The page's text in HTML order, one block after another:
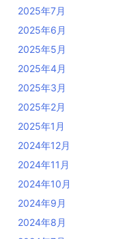
2025年7月
2025年6月
2025年5月
2025年4月
2025年3月
2025年2月
2025年1月
2024年12月
2024年11月
2024年10月
2024年9月
2024年8月